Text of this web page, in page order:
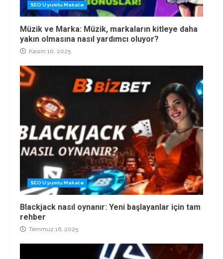
SEO Uyumlu Makale
Müzik ve Marka: Müzik, markaların kitleye daha
yakın olmasına nasıl yardımcı oluyor?
Kasım 10, 2025
SEO Uyumlu Makale
Blackjack nasıl oynanır: Yeni başlayanlar için tam
rehber
Temmuz 16, 2025